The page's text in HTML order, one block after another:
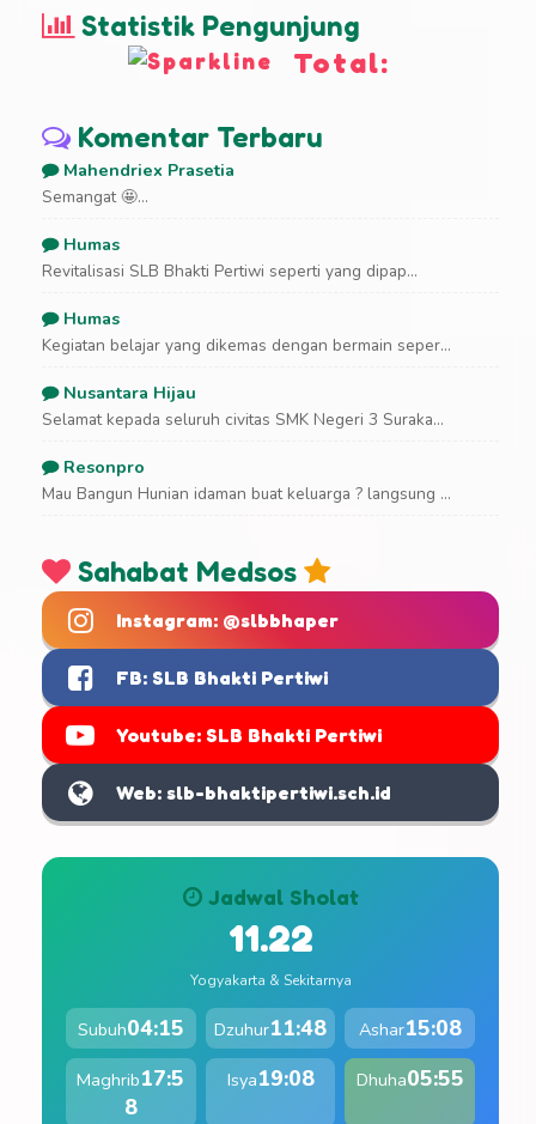
Statistik Pengunjung
Total:
Komentar Terbaru
Mahendriex Prasetia
Semangat 🤩...
Humas
Revitalisasi SLB Bhakti Pertiwi seperti yang dipap...
Humas
Kegiatan belajar yang dikemas dengan bermain seper...
Nusantara Hijau
Selamat kepada seluruh civitas SMK Negeri 3 Suraka...
Resonpro
Mau Bangun Hunian idaman buat keluarga ? langsung ...
Sahabat Medsos
Instagram: @slbbhaper
FB: SLB Bhakti Pertiwi
Youtube: SLB Bhakti Pertiwi
Web: slb-bhaktipertiwi.sch.id
Jadwal Sholat
11.22
Yogyakarta & Sekitarnya
Subuh04:15 Dzuhur11:48 Ashar15:08
Maghrib17:5
8
Isya19:08 Dhuha05:55